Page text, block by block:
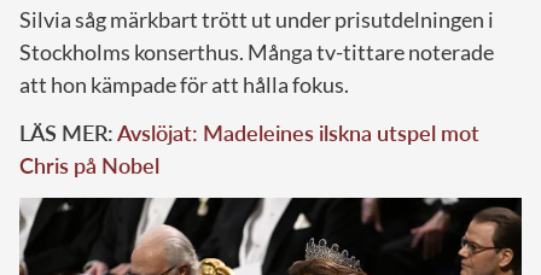
Silvia såg märkbart trött ut under prisutdelningen i
Stockholms konserthus. Många tv-tittare noterade
att hon kämpade för att hålla fokus.
LÄS MER:Avslöjat: Madeleines ilskna utspel mot
Chris på Nobel